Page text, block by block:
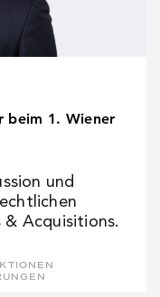
beim 1. Wiener
und
& Acquisitions.